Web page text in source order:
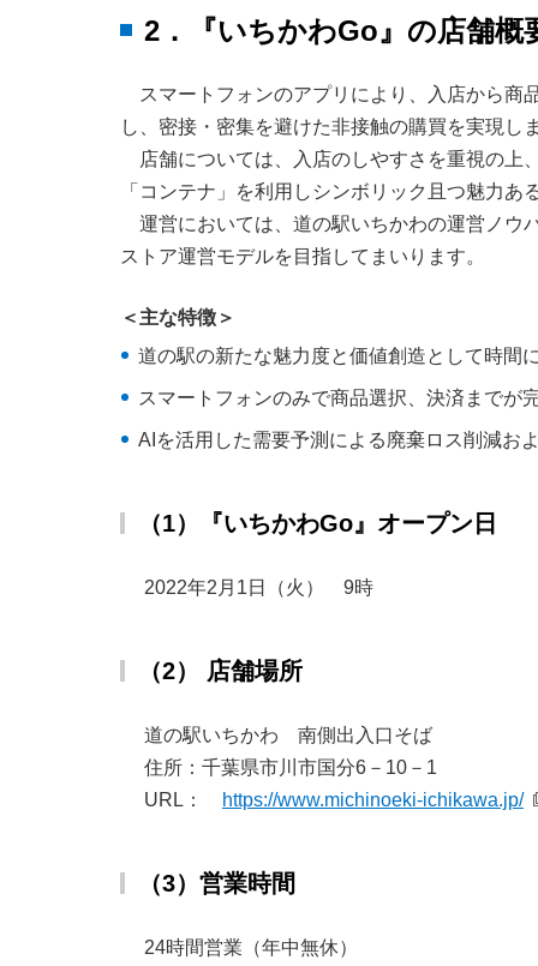
2．『いちかわGo』の店舗概
スマートフォンのアプリにより、入店から商
し、密接・密集を避けた非接触の購買を実現し
店舗については、入店のしやすさを重視の上
「コンテナ」を利用しシンボリック且つ魅力あ
運営においては、道の駅いちかわの運営ノウ
ストア運営モデルを目指してまいります。
＜主な特徴＞
道の駅の新たな魅力度と価値創造として時間
スマートフォンのみで商品選択、決済までが
AIを活用した需要予測による廃棄ロス削減お
（1）『いちかわGo』オープン日
2022年2月1日（火） 9時
（2） 店舗場所
道の駅いちかわ 南側出入口そば
住所：千葉県市川市国分6－10－1
URL：
https://www.michinoeki-ichikawa.jp/
（3）営業時間
24時間営業（年中無休）